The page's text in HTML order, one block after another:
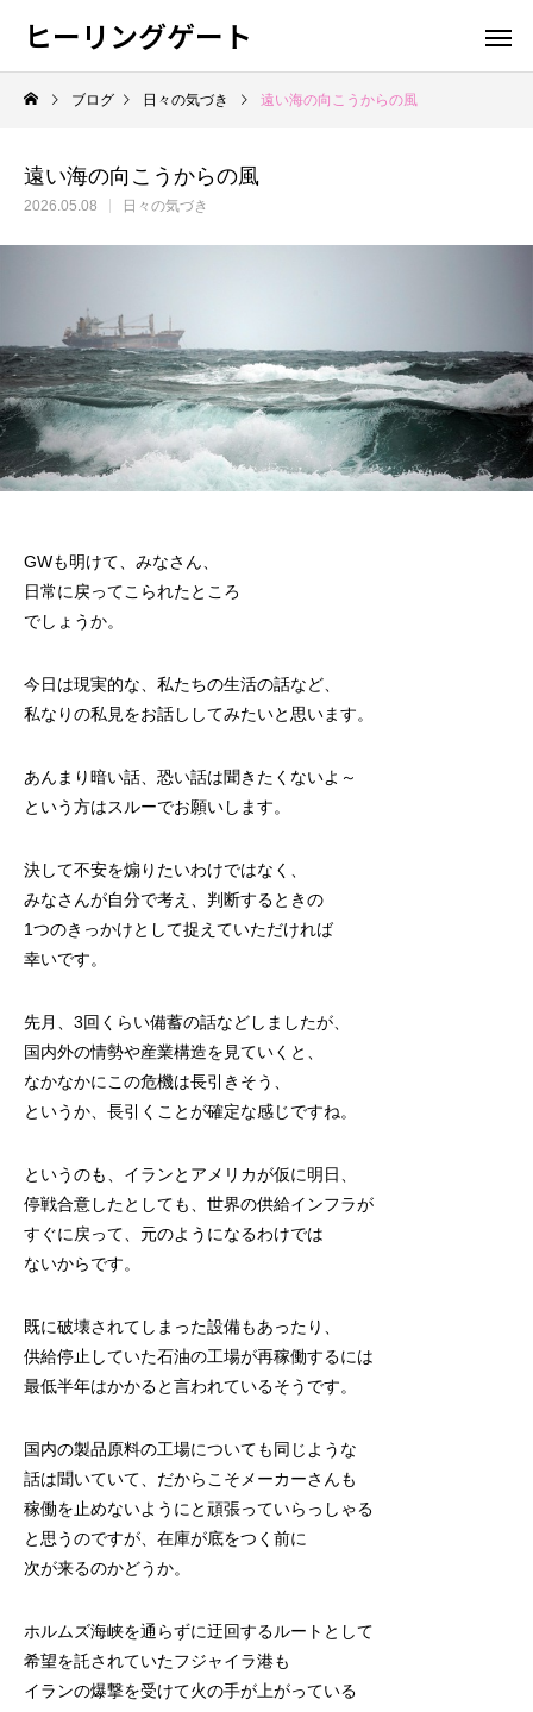
ヒーリングゲート
ブログ 日々の気づき 遠い海の向こうからの風
遠い海の向こうからの風
2026.05.08 日々の気づき
GWも明けて、みなさん、
日常に戻ってこられたところ
でしょうか。
今日は現実的な、私たちの生活の話など、
私なりの私見をお話ししてみたいと思います。
あんまり暗い話、恐い話は聞きたくないよ～
という方はスルーでお願いします。
決して不安を煽りたいわけではなく、
みなさんが自分で考え、判断するときの
1つのきっかけとして捉えていただければ
幸いです。
先月、3回くらい備蓄の話などしましたが、
国内外の情勢や産業構造を見ていくと、
なかなかにこの危機は長引きそう、
というか、長引くことが確定な感じですね。
というのも、イランとアメリカが仮に明日、
停戦合意したとしても、世界の供給インフラが
すぐに戻って、元のようになるわけでは
ないからです。
既に破壊されてしまった設備もあったり、
供給停止していた石油の工場が再稼働するには
最低半年はかかると言われているそうです。
国内の製品原料の工場についても同じような
話は聞いていて、だからこそメーカーさんも
稼働を止めないようにと頑張っていらっしゃる
と思うのですが、在庫が底をつく前に
次が来るのかどうか。
ホルムズ海峡を通らずに迂回するルートとして
希望を託されていたフジャイラ港も
イランの爆撃を受けて火の手が上がっている